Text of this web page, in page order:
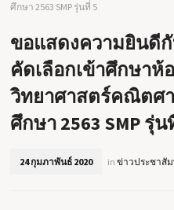
ศึกษา 2563 SMP รุ่นที่ 5
ขอแสดงความยินดี
คัดเลือกเข้าศึกษาห้
วิทยาศาสตร์คณิตศ
ศึกษา 2563 SMP รุ่น
24 กุมภาพันธ์ 2020 inข่าวประชาสั